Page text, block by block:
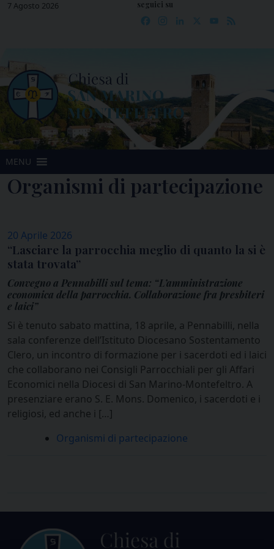
Skip7 Agosto 2026 seguici su
Facebook
Instagram
LinkedIn YouTube
MENU
Organismi di partecipazione
20 Aprile 2026
“Lasciare la parrocchia meglio di quanto la si è
stata trovata”
Convegno a Pennabilli sul tema: “L’amministrazione
economica della parrocchia. Collaborazione fra presbiteri
e laici”
Si è tenuto sabato mattina, 18 aprile, a Pennabilli, nella
sala conferenze dell’Istituto Diocesano Sostentamento
Clero, un incontro di formazione per i sacerdoti ed i laici
che collaborano nei Consigli Parrocchiali per gli Affari
Economici nella Diocesi di San Marino-Montefeltro. A
presenziare erano S. E. Mons. Domenico, i sacerdoti e i
religiosi, ed anche i […]
Organismi di partecipazione